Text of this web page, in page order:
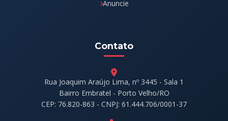
Anuncie
Contato
Rua Joaquim Araújo Lima, nº 3445 - Sala 1
Bairro Embratel - Porto Velho/RO
CEP: 76.820-863 - CNPJ: 61.444.706/0001-37